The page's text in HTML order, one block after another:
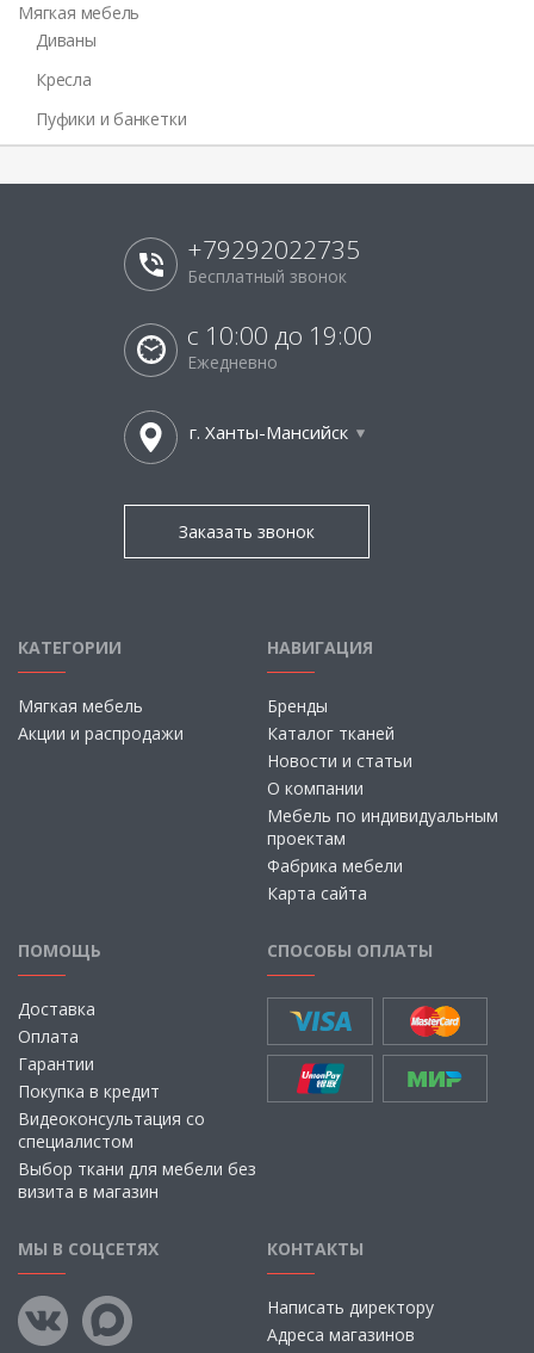
Мягкая мебель
Диваны
Кресла
Пуфики и банкетки
+79292022735
Бесплатный звонок
с 10:00 до 19:00
Ежедневно
г. Ханты-Мансийск
Заказать звонок
КАТЕГОРИИ
Мягкая мебель
Акции и распродажи
НАВИГАЦИЯ
Бренды
Каталог тканей
Новости и статьи
О компании
Мебель по индивидуальным
проектам
Фабрика мебели
Карта сайта
ПОМОЩЬ
Доставка
Оплата
Гарантии
Покупка в кредит
Видеоконсультация со
специалистом
Выбор ткани для мебели без
визита в магазин
СПОСОБЫ ОПЛАТЫ
МЫ В СОЦСЕТЯХ КОНТАКТЫ
Написать директору
Адреса магазинов